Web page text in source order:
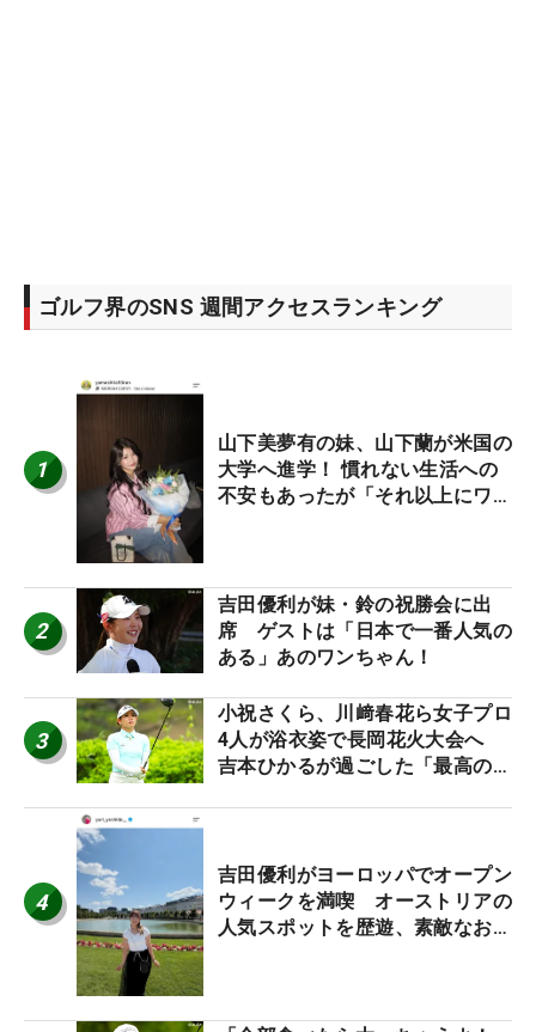
ゴルフ界のSNS 週間アクセスランキング
1
山下美夢有の妹、山下蘭が米国の
大学へ進学！ 慣れない生活への
不安もあったが「それ以上にワク
2
吉田優利が妹・鈴の祝勝会に出
席 ゲストは「日本で一番人気の
ある」あのワンちゃん！
3
小祝さくら、川﨑春花ら女子プロ
4人が浴衣姿で長岡花火大会へ
吉本ひかるが過ごした「最高の夏
4
吉田優利がヨーロッパでオープン
ウィークを満喫 オーストリアの
人気スポットを歴遊、素敵なお土